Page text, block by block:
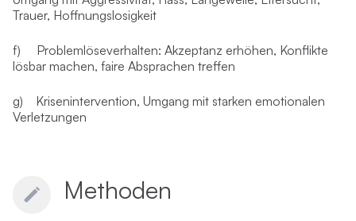
Trauer, Hoffnungslosigkeit
f)
Problemlöseverhalten: Akzeptanz erhöhen, Konflikte
lösbar machen, faire Absprachen treffen
g)
Krisenintervention, Umgang mit starken emotionalen
Verletzungen
Methoden